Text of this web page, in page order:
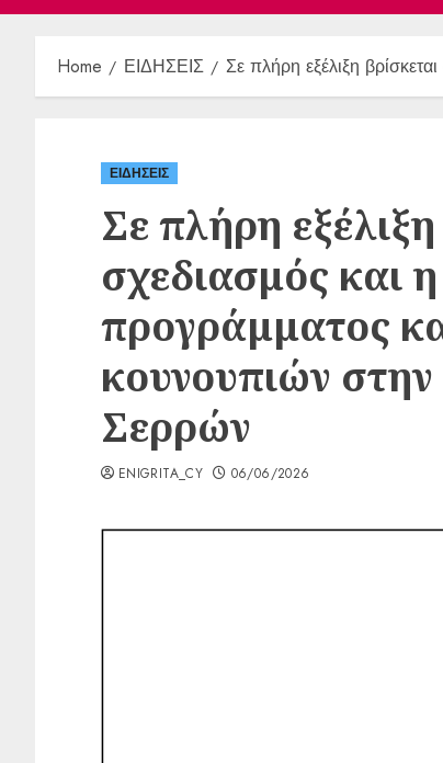
Home ΕΙΔΗΣΕΙΣ Σε πλήρη εξέλιξη
ΕΙΔΗΣΕΙΣ
Σε πλήρη
σχεδιασμός και
προγράμματος
κουνουπιών
Σερρών
ENIGRITA_CY 06/06/2026